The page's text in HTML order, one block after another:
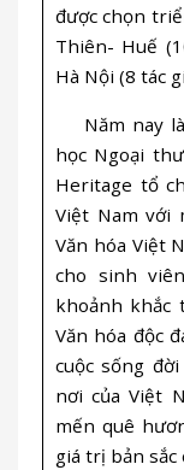
được chọn
Thiên- Huế
Hà Nội (8 tác
Năm nay
học Ngoại
Heritage tổ
Việt Nam với
Văn hóa Việt
cho sinh
khoảnh
Văn hóa độc
cuộc sống
nơi của Việt
mến quê
giá trị bản sắc